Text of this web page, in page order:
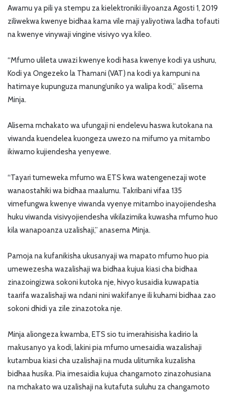
Awamu ya pili ya stempu za kielektroniki iliyoanza Agosti 1, 2019
ziliwekwa kwenye bidhaa kama vile maji yaliyotiwa ladha tofauti
na kwenye vinywaji vingine visivyo vya kileo.
“Mfumo ulileta uwazi kwenye kodi hasa kwenye kodi ya ushuru,
Kodi ya Ongezeko la Thamani (VAT) na kodi ya kampuni na
hatimaye kupunguza manung’uniko ya walipa kodi,” alisema
Minja.
Alisema mchakato wa ufungaji ni endelevu haswa kutokana na
viwanda kuendelea kuongeza uwezo na mifumo ya mitambo
ikiwamo kujiendesha yenyewe.
“Tayari tumeweka mfumo wa ETS kwa watengenezaji wote
wanaostahiki wa bidhaa maalumu. Takribani vifaa 135
vimefungwa kwenye viwanda vyenye mitambo inayojiendesha
huku viwanda visivyojiendesha vikilazimika kuwasha mfumo huo
kila wanapoanza uzalishaji,” anasema Minja.
Pamoja na kufanikisha ukusanyaji wa mapato mfumo huo pia
umewezesha wazalishaji wa bidhaa kujua kiasi cha bidhaa
zinazoingizwa sokoni kutoka nje, hivyo kusaidia kuwapatia
taarifa wazalishaji wa ndani nini wakifanye ili kuhami bidhaa zao
sokoni dhidi ya zile zinazotoka nje.
Minja aliongeza kwamba, ETS sio tu imerahisisha kadirio la
makusanyo ya kodi, lakini pia mfumo umesaidia wazalishaji
kutambua kiasi cha uzalishaji na muda ulitumika kuzalisha
bidhaa husika. Pia imesaidia kujua changamoto zinazohusiana
na mchakato wa uzalishaji na kutafuta suluhu za changamoto